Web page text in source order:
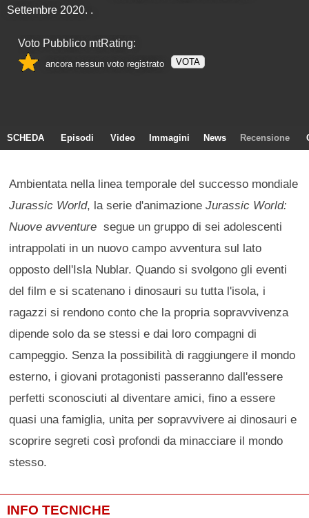
Settembre 2020. .
Voto Pubblico mtRating:
ancora nessun voto registrato VOTA
SCHEDA Episodi Video Immagini News Recensione
Ambientata nella linea temporale del successo mondiale
Jurassic World, la serie d'animazioneJurassic World:
Nuove avventure segue un gruppo di sei adolescenti
intrappolati in un nuovo campo avventura sul lato
opposto dell'Isla Nublar. Quando si svolgono gli eventi
del film e si scatenano i dinosauri su tutta l'isola, i
ragazzi si rendono conto che la propria sopravvivenza
dipende solo da se stessi e dai loro compagni di
campeggio. Senza la possibilità di raggiungere il mondo
esterno, i giovani protagonisti passeranno dall'essere
perfetti sconosciuti al diventare amici, fino a essere
quasi una famiglia, unita per sopravvivere ai dinosauri e
scoprire segreti così profondi da minacciare il mondo
stesso.
INFO TECNICHE